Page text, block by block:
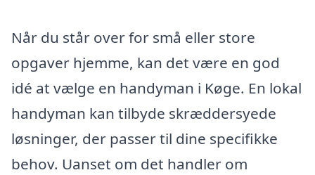
Når du står over for små eller store
opgaver hjemme, kan det være en god
idé at vælge en handyman i Køge. En lokal
handyman kan tilbyde skræddersyede
løsninger, der passer til dine specifikke
behov. Uanset om det handler om